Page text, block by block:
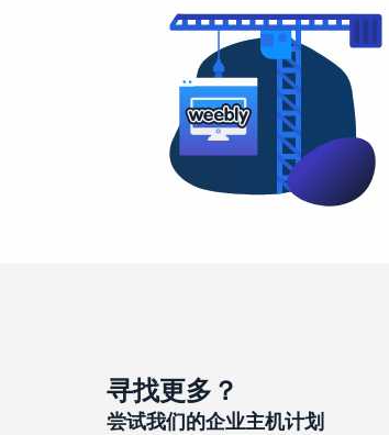
寻找更多？
尝试我们的企业主机计划